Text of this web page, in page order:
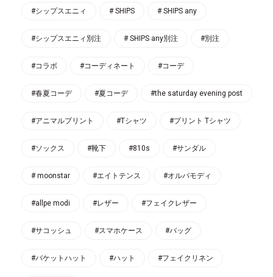
#シップスエニィ # SHIPS # SHIPS any
#シップスエニィ別注 # SHIPS any別注 #別注
#コラボ #コーディネート #コーデ
#春夏コーデ #夏コーデ #the saturday evening post
#アニマルプリント #Tシャツ #プリント Tシャツ
#ソックス #靴下 #810s #サンダル
# moonstar #エイトテンス #オルパモディ
#allpe modi #レザー #フェイクレザー
#サコッシュ #スマホケース #バッグ
#バケットハット #ハット #フェイクリネン